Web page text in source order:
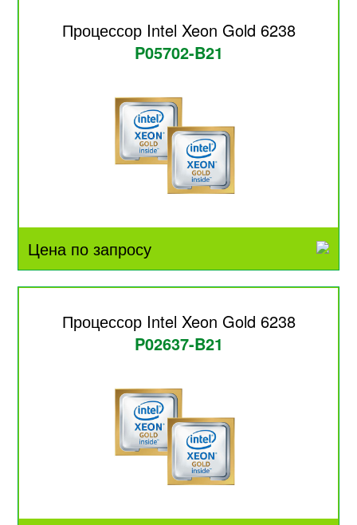
Процессор Intel Xeon Gold 6238
P05702-B21
Цена по запросу
Процессор Intel Xeon Gold 6238
P02637-B21